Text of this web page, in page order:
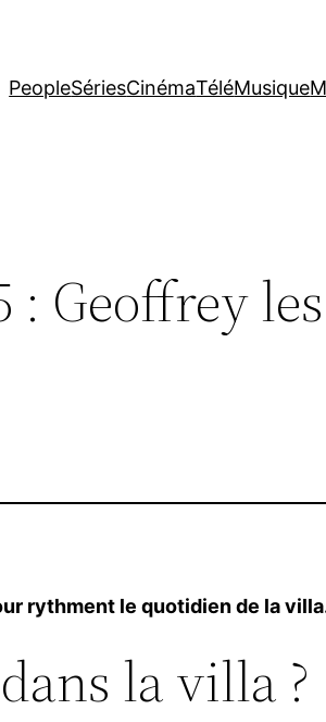
PeopleSériesCinémaTéléMusique
: Geoffrey
rythment le quotidien de la
la villa ?